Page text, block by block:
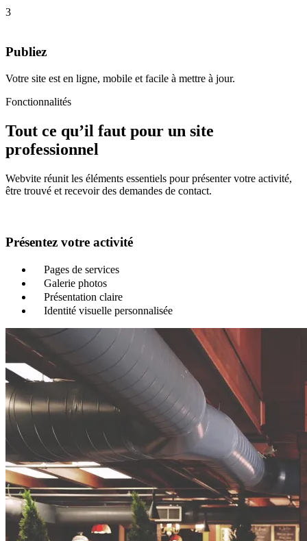
3
Publiez
Votre site est en ligne, mobile et facile à mettre à jour.
Fonctionnalités
Tout ce qu’il faut pour un site
professionnel
Webvite réunit les éléments essentiels pour présenter votre activité,
être trouvé et recevoir des demandes de contact.
Présentez votre activité
Pages de services
Galerie photos
Présentation claire
Identité visuelle personnalisée